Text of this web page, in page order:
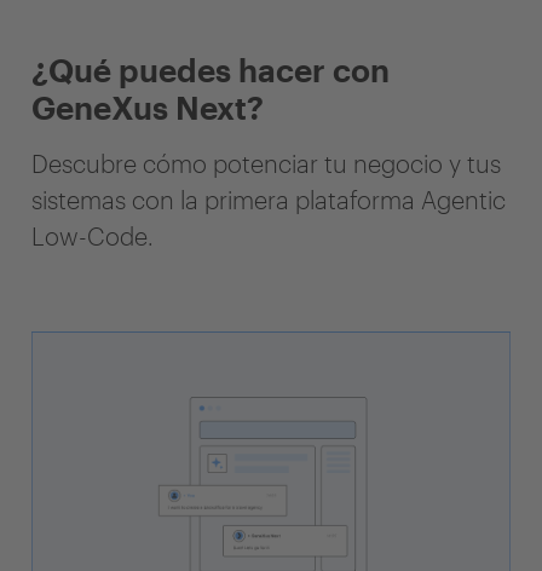
¿Qué puedes hacer con
GeneXus Next?
Descubre cómo potenciar tu negocio y tus
sistemas con la primera plataforma Agentic
Low-Code.